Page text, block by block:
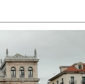
aplicación